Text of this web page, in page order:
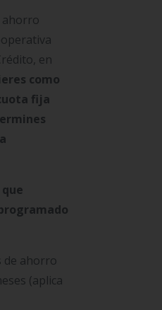
ahorro
en
como
fija
de ahorro
(aplica